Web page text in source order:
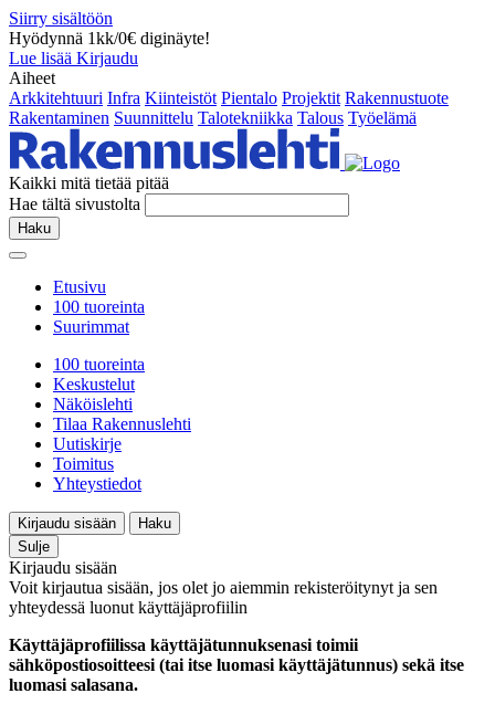
Siirry sisältöön
Hyödynnä 1kk/0€ diginäyte!
Lue lisää Kirjaudu
Aiheet
Arkkitehtuuri Infra Kiinteistöt Pientalo Projektit Rakennustuote
Rakentaminen Suunnittelu Talotekniikka Talous Työelämä
Kaikki mitä tietää pitää
Hae tältä sivustolta
Haku
Etusivu
100 tuoreinta
Suurimmat
100 tuoreinta
Keskustelut
Näköislehti
Tilaa Rakennuslehti
Uutiskirje
Toimitus
Yhteystiedot
Kirjaudu sisään
Haku
Sulje
Kirjaudu sisään
Voit kirjautua sisään, jos olet jo aiemmin rekisteröitynyt ja sen
yhteydessä luonut käyttäjäprofiilin
Käyttäjäprofiilissa käyttäjätunnuksenasi toimii
sähköpostiosoitteesi (tai itse luomasi käyttäjätunnus) sekä itse
luomasi salasana.